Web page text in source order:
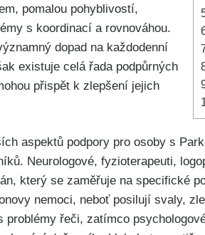
pomalou pohyblivostí,
s koordinací a rovnováhou.
dopad na každodenní
existuje celá řada podpůrných
přispět k zlepšení jejich
aspektů podpory pro osoby s
Neurologové, fyzioterapeuti,
který se zaměřuje na specifické
nemoci, neboť posilují svaly,
problémy řeči, zatímco